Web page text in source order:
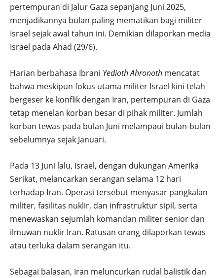
pertempuran di Jalur Gaza sepanjang Juni 2025,
menjadikannya bulan paling mematikan bagi militer
Israel sejak awal tahun ini. Demikian dilaporkan media
Israel pada Ahad (29/6).
Harian berbahasa Ibrani Yedioth Ahronoth mencatat
bahwa meskipun fokus utama militer Israel kini telah
bergeser ke konflik dengan Iran, pertempuran di Gaza
tetap menelan korban besar di pihak militer. Jumlah
korban tewas pada bulan Juni melampaui bulan-bulan
sebelumnya sejak Januari.
Pada 13 Juni lalu, Israel, dengan dukungan Amerika
Serikat, melancarkan serangan selama 12 hari
terhadap Iran. Operasi tersebut menyasar pangkalan
militer, fasilitas nuklir, dan infrastruktur sipil, serta
menewaskan sejumlah komandan militer senior dan
ilmuwan nuklir Iran. Ratusan orang dilaporkan tewas
atau terluka dalam serangan itu.
Sebagai balasan, Iran meluncurkan rudal balistik dan